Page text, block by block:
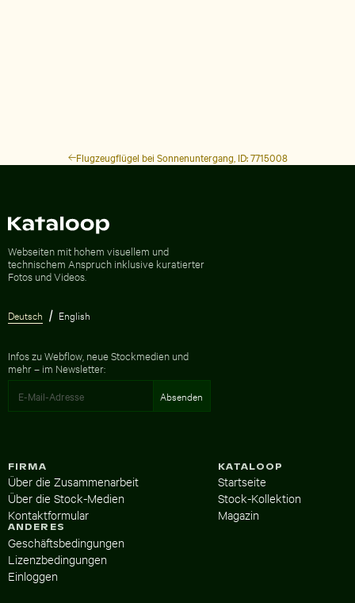
Flugzeugflügel bei Sonnenuntergang, ID: 7715008
Webseiten mit hohem visuellem und
technischem Anspruch inklusive kuratierter
Fotos und Videos.
Deutsch English
Infos zu Webflow, neue Stockmedien und
mehr – im Newsletter:
KATALOOP
Startseite
Stock-Kollektion
Magazin
FIRMA
Über die Zusammenarbeit
Über die Stock-Medien
Kontaktformular
ANDERES
Geschäftsbedingungen
Lizenzbedingungen
Einloggen